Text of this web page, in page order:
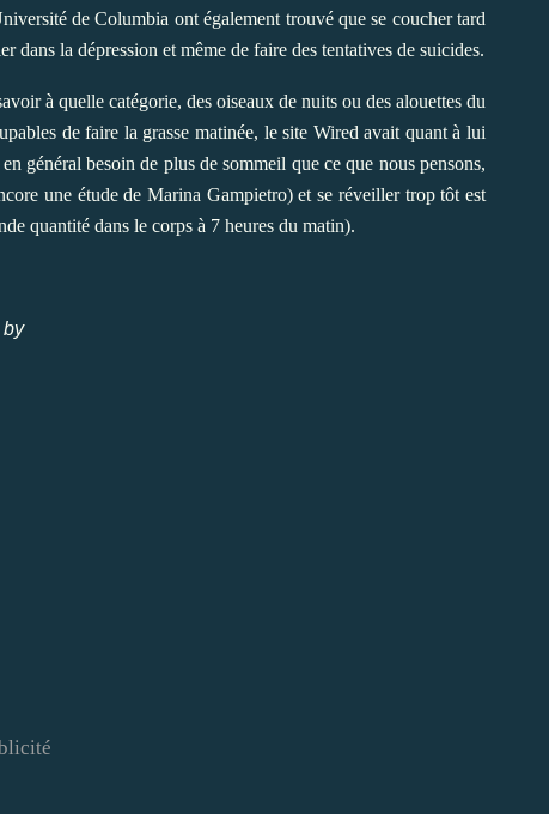
de Columbia ont également trouvé que se coucher tard
dans la dépression et même de faire des tentatives de suicides.
à quelle catégorie, des oiseaux de nuits ou des alouettes du
de faire la grasse matinée, le site Wired avait quant à lui
général besoin de plus de sommeil que ce que nous pensons,
une étude de Marina Gampietro) et se réveiller trop tôt est
quantité dans le corps à 7 heures du matin).
by